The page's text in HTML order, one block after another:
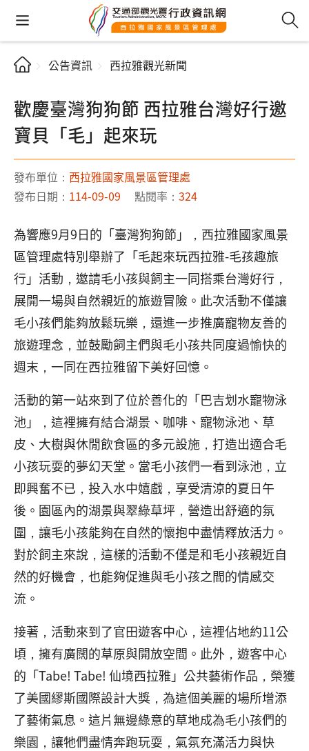
公告資訊 西拉雅觀光新聞
歡慶臺灣狗狗節 西拉雅台灣好行邀
寶貝「毛」起來玩
發布單位： 西拉雅國家風景區管理處
發布日期： 114-09-09 點閱率： 324
為響應9月9日的「臺灣狗狗節」，西拉雅國家風景
區管理處特別舉辦了「毛起來玩西拉雅-毛孩趣旅
行」活動，邀請毛小孩與飼主一同搭乘台灣好行，
展開一場與自然親近的旅遊冒險。此次活動不僅讓
毛小孩們能夠放鬆玩樂，還進一步推廣寵物友善的
旅遊理念，並鼓勵飼主們與毛小孩共同度過愉快的
週末，一同在西拉雅留下美好回憶。
活動的第一站來到了位於善化的「巴吉划水寵物泳
池」，這裡擁有結合湖景、咖啡、寵物泳池、草
皮、大樹與休閒飲食區的多元設施，打造出適合毛
小孩玩耍的夢幻天堂。當毛小孩們一看到泳池，立
即興奮不已，投入水中嬉戲，享受清涼的夏日午
後。園區內的湖景與翠綠草坪，營造出舒適的氛
圍，讓毛小孩能夠在自然的懷抱中盡情釋放活力。
對於飼主來說，這樣的活動不僅是和毛小孩親近自
然的好機會，也能夠促進與毛小孩之間的情感交
流。
接著，活動來到了官田遊客中心，這裡佔地約11公
頃，擁有廣闊的草原與開放空間。此外，遊客中心
的「Tabe! Tabe! 仙境西拉雅」公共藝術作品，榮獲
了美國繆斯國際設計大獎，為這個美麗的場所增添
了藝術氣息。這片無邊綠意的草地成為毛小孩們的
樂園，讓牠們盡情奔跑玩耍，氣氛充滿活力與快